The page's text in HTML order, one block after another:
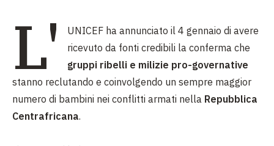
L'
UNICEF ha annunciato il 4 gennaio di avere
ricevuto da fonti credibili la conferma che
gruppi ribelli e milizie pro-governative
stanno reclutando e coinvolgendo un sempre maggior
numero di bambini nei conflitti armati nella Repubblica
Centrafricana.